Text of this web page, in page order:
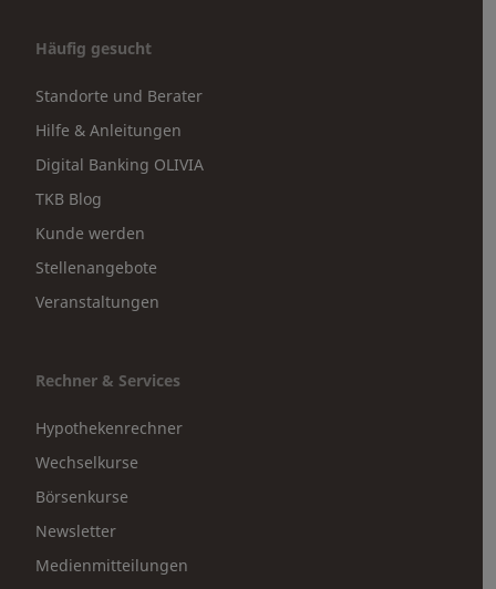
Häufig gesucht
Standorte und Berater
Hilfe & Anleitungen
Digital Banking OLIVIA
TKB Blog
Kunde werden
Stellenangebote
Veranstaltungen
Rechner & Services
Hypothekenrechner
Wechselkurse
Börsenkurse
Newsletter
Medienmitteilungen